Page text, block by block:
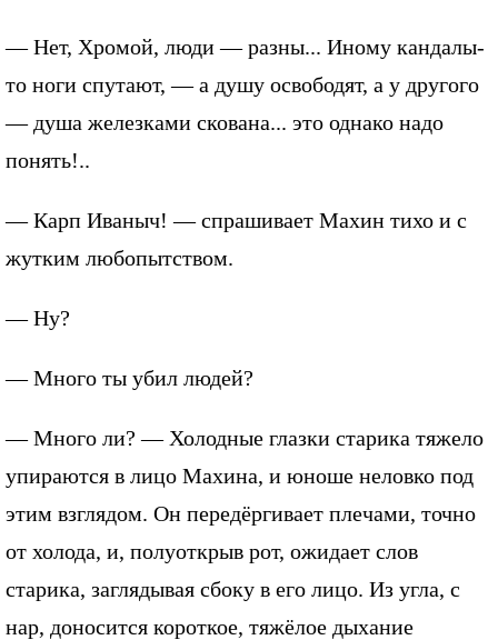
— Нет, Хромой, люди — разны... Иному кандалы-
то ноги спутают, — а душу освободят, а у другого
— душа железками скована... это однако надо
понять!..
— Карп Иваныч! — спрашивает Махин тихо и с
жутким любопытством.
— Ну?
— Много ты убил людей?
— Много ли? — Холодные глазки старика тяжело
упираются в лицо Махина, и юноше неловко под
этим взглядом. Он передёргивает плечами, точно
от холода, и, полуоткрыв рот, ожидает слов
старика, заглядывая сбоку в его лицо. Из угла, с
нар, доносится короткое, тяжёлое дыхание